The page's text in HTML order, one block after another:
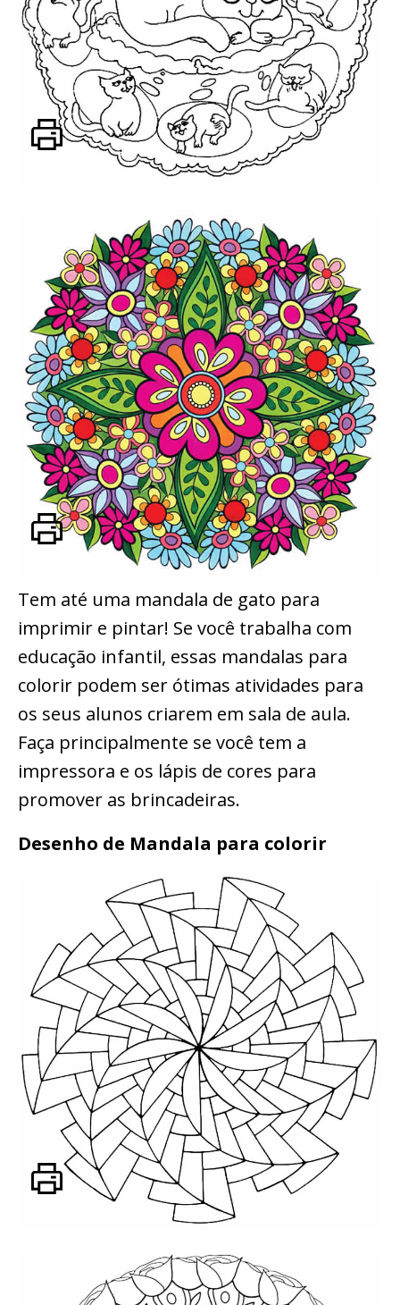
Tem até uma mandala de gato para
imprimir e pintar! Se você trabalha com
educação infantil, essas mandalas para
colorir podem ser ótimas atividades para
os seus alunos criarem em sala de aula.
Faça principalmente se você tem a
impressora e os lápis de cores para
promover as brincadeiras.
Desenho de Mandala para colorir